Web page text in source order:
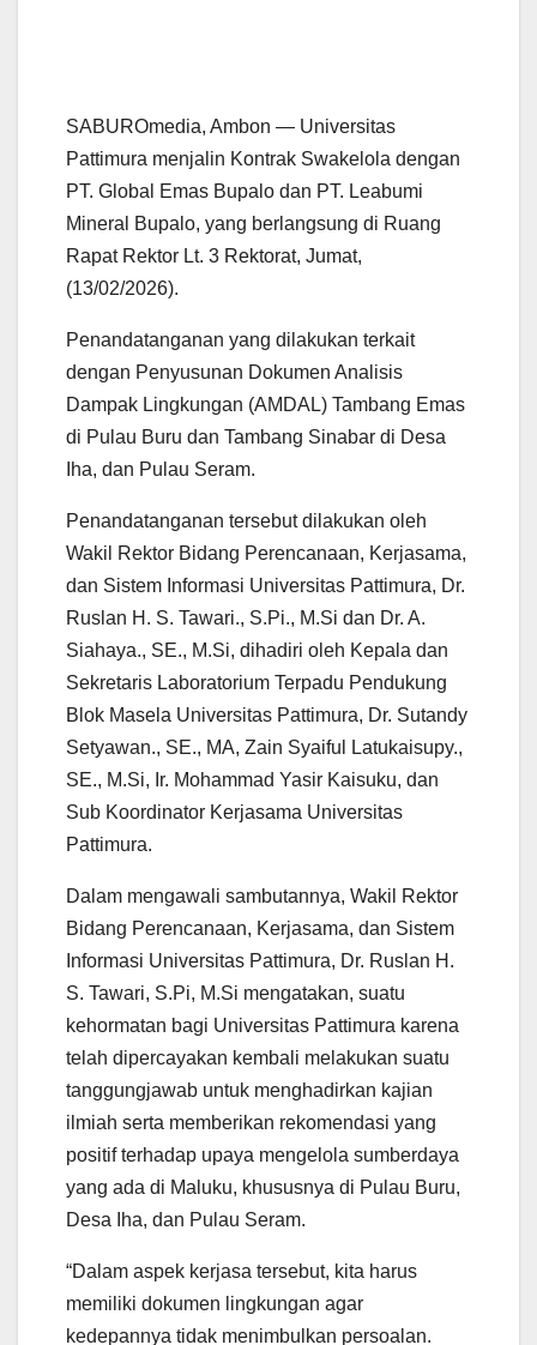
SABUROmedia, Ambon — Universitas
Pattimura menjalin Kontrak Swakelola dengan
PT. Global Emas Bupalo dan PT. Leabumi
Mineral Bupalo, yang berlangsung di Ruang
Rapat Rektor Lt. 3 Rektorat, Jumat,
(13/02/2026).
Penandatanganan yang dilakukan terkait
dengan Penyusunan Dokumen Analisis
Dampak Lingkungan (AMDAL) Tambang Emas
di Pulau Buru dan Tambang Sinabar di Desa
Iha, dan Pulau Seram.
Penandatanganan tersebut dilakukan oleh
Wakil Rektor Bidang Perencanaan, Kerjasama,
dan Sistem Informasi Universitas Pattimura, Dr.
Ruslan H. S. Tawari., S.Pi., M.Si dan Dr. A.
Siahaya., SE., M.Si, dihadiri oleh Kepala dan
Sekretaris Laboratorium Terpadu Pendukung
Blok Masela Universitas Pattimura, Dr. Sutandy
Setyawan., SE., MA, Zain Syaiful Latukaisupy.,
SE., M.Si, Ir. Mohammad Yasir Kaisuku, dan
Sub Koordinator Kerjasama Universitas
Pattimura.
Dalam mengawali sambutannya, Wakil Rektor
Bidang Perencanaan, Kerjasama, dan Sistem
Informasi Universitas Pattimura, Dr. Ruslan H.
S. Tawari, S.Pi, M.Si mengatakan, suatu
kehormatan bagi Universitas Pattimura karena
telah dipercayakan kembali melakukan suatu
tanggungjawab untuk menghadirkan kajian
ilmiah serta memberikan rekomendasi yang
positif terhadap upaya mengelola sumberdaya
yang ada di Maluku, khususnya di Pulau Buru,
Desa Iha, dan Pulau Seram.
“Dalam aspek kerjasa tersebut, kita harus
memiliki dokumen lingkungan agar
kedepannya tidak menimbulkan persoalan.